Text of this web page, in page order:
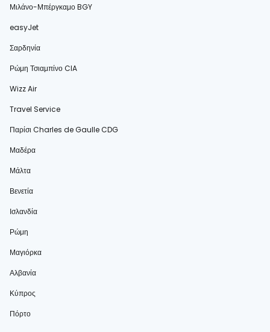
Μιλάνο-Μπέργκαμο BGY
easyJet
Σαρδηνία
Ρώμη Τσιαμπίνο CIA
Wizz Air
Travel Service
Παρίσι Charles de Gaulle CDG
Μαδέρα
Μάλτα
Βενετία
Ισλανδία
Ρώμη
Μαγιόρκα
Αλβανία
Κύπρος
Πόρτο